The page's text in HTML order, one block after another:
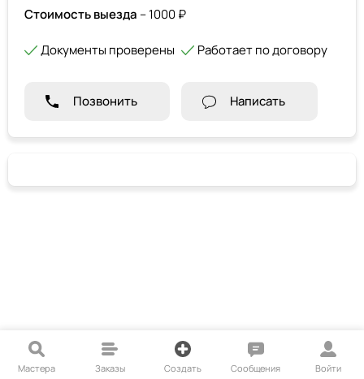
Стоимость выезда – 1000 ₽
Документы проверены Работает по договору
Позвонить Написать
Мастера Заказы Создать Сообщения Войти